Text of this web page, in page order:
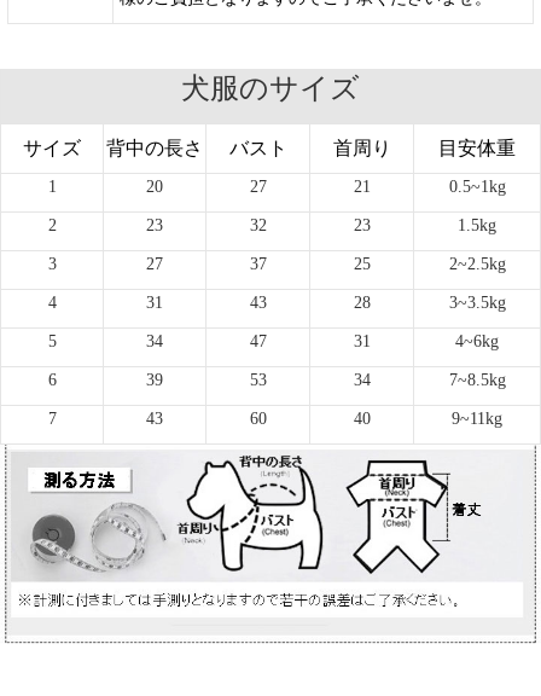
犬服のサイズ
サイズ 背中の長さ バスト 首周り 目安体重
1 20 27 21 0.5~1kg
2 23 32 23 1.5kg
3 27 37 25 2~2.5kg
4 31 43 28 3~3.5kg
5 34 47 31 4~6kg
6 39 53 34 7~8.5kg
7 43 60 40 9~11kg